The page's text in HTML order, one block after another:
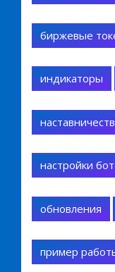
биржевые
индикаторы
настройки
обновления
пример